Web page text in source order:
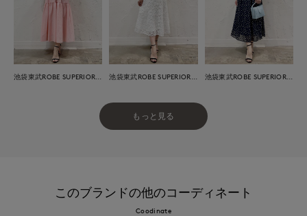
もっと見る
このブランドの他のコーディネート
Coodinate